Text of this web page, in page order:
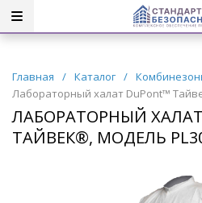
Главная / Каталог /
Лабораторный халат DuPont™
ЛАБОРАТОРНЫЙ ХАЛАТ
ТАЙВЕК®, МОДЕЛЬ